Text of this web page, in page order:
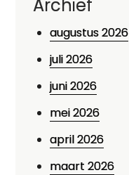
Archief
augustus 2026
juli 2026
juni 2026
mei 2026
april 2026
maart 2026